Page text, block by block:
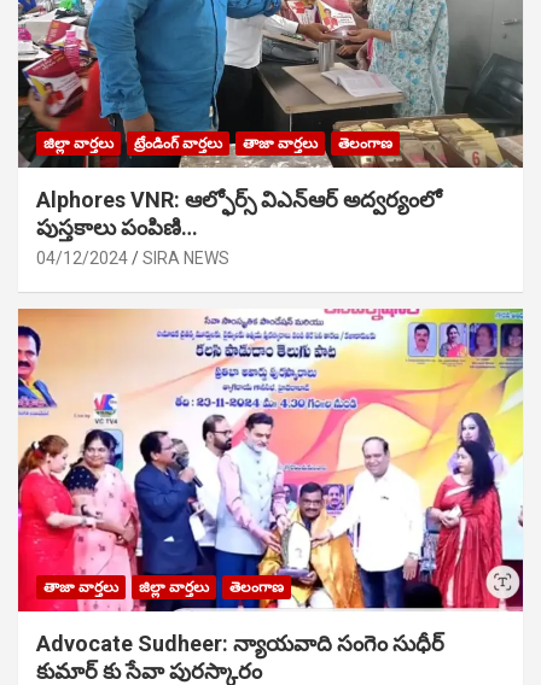
జిల్లా వార్తలు ట్రేండింగ్ వార్తలు తాజా వార్తలు తెలంగాణ
Alphores VNR: ఆల్ఫోర్స్ విఎన్ఆర్ అద్వర్యంలో
పుస్తకాలు పంపిణి…
04/12/2024 SIRA NEWS
తాజా వార్తలు జిల్లా వార్తలు తెలంగాణ
Advocate Sudheer: న్యాయవాది సంగెం సుధీర్
కుమార్ కు సేవా పురస్కారం